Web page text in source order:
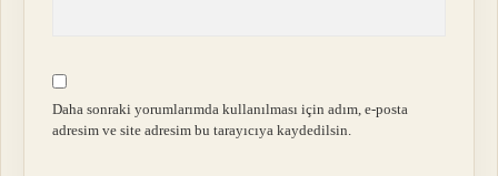
Daha sonraki yorumlarımda kullanılması için adım, e-posta
adresim ve site adresim bu tarayıcıya kaydedilsin.